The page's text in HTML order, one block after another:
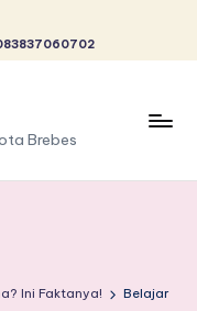
Brebes
Ini Faktanya!
Belajar